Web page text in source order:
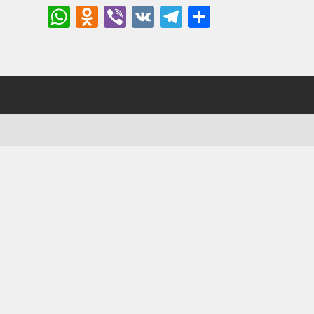
WhatsApp
Odnoklassniki
Viber
VK Telegram